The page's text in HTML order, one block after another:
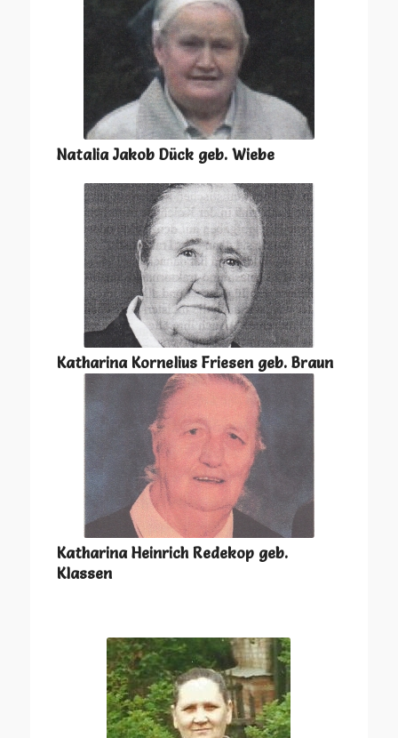
Natalia Jakob Dück geb. Wiebe
Katharina Kornelius Friesen geb. Braun
Katharina Heinrich Redekop geb.
Klassen